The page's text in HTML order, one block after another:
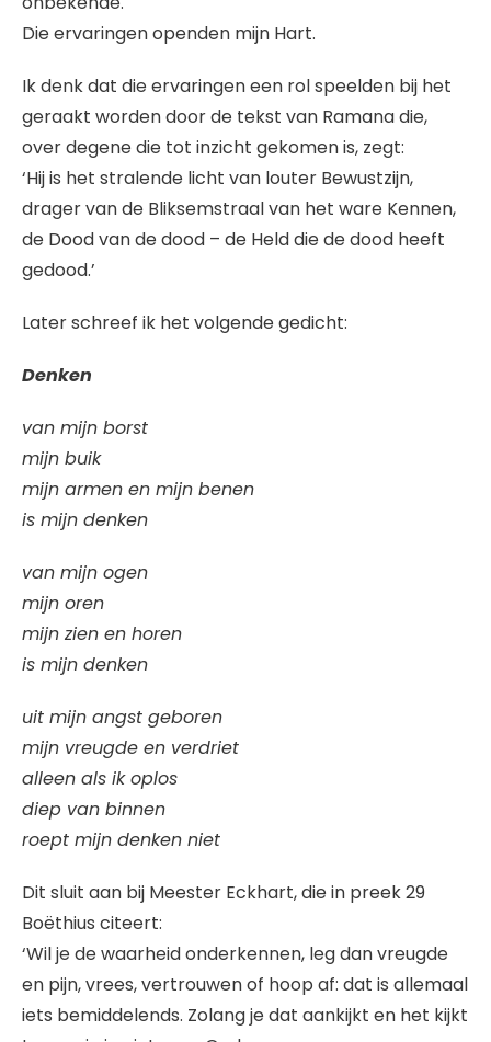
Die ervaringen openden mijn Hart.
Ik denk dat die ervaringen een rol speelden bij het
geraakt worden door de tekst van Ramana die,
over degene die tot inzicht gekomen is, zegt:
‘Hij is het stralende licht van louter Bewustzijn,
drager van de Bliksemstraal van het ware Kennen,
de Dood van de dood – de Held die de dood heeft
gedood.’
Later schreef ik het volgende gedicht:
Denken
van mijn borst
mijn buik
mijn armen en mijn benen
is mijn denken
van mijn ogen
mijn oren
mijn zien en horen
is mijn denken
uit mijn angst geboren
mijn vreugde en verdriet
alleen als ik oplos
diep van binnen
roept mijn denken niet
Dit sluit aan bij Meester Eckhart, die in preek 29
Boëthius citeert:
‘Wil je de waarheid onderkennen, leg dan vreugde
en pijn, vrees, vertrouwen of hoop af: dat is allemaal
iets bemiddelends. Zolang je dat aankijkt en het kijkt